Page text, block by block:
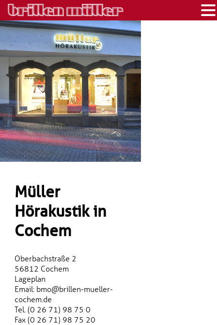
Müller
Hörakustik in
Cochem
Oberbachstraße 2
56812 Cochem
Lageplan
Email: bmo@brillen-mueller-
cochem.de
Tel. (0 26 71) 98 75 0
Fax (0 26 71) 98 75 20